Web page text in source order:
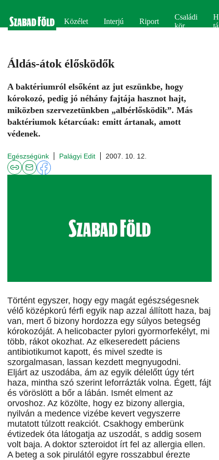
Közélet Interjú Riport
Családi
kör
Áldás-átok élősködők
A baktériumról elsőként az jut eszünkbe, hogy
kórokozó, pedig jó néhány fajtája hasznot hajt,
miközben szervezetünkben „albérlősködik”. Más
baktériumok kétarcúak: emitt ártanak, amott
védenek.
Egészségünk Palágyi Edit 2007. 10. 12.
Történt egyszer, hogy egy magát egészségesnek
vélő középkorú férfi egyik nap azzal állított haza, baj
van, mert ő bizony hordozza egy súlyos betegség
kórokozóját. A helicobacter pylori gyormorfekélyt, mi
több, rákot okozhat. Az elkeseredett páciens
antibiotikumot kapott, és mivel szedte is
szorgalmasan, lassan kezdett megnyugodni.
Eljárt az uszodába, ám az egyik délelőtt úgy tért
haza, mintha szó szerint leforrázták volna. Égett, fájt
és vöröslött a bőr a lábán. Ismét elment az
orvoshoz. Az közölte, hogy ez bizony allergia,
nyilván a medence vizébe kevert vegyszerre
mutatott túlzott reakciót. Csakhogy emberünk
évtizedek óta látogatja az uszodát, s addig sosem
volt baja. A doktor szteroidot írt fel az allergia ellen.
A beteg a sok pirulától egyre rosszabbul érezte